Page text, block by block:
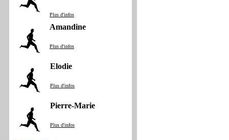
Plus d'infos
Amandine
Plus d'infos
Elodie
Plus d'infos
Pierre-Marie
Plus d'infos